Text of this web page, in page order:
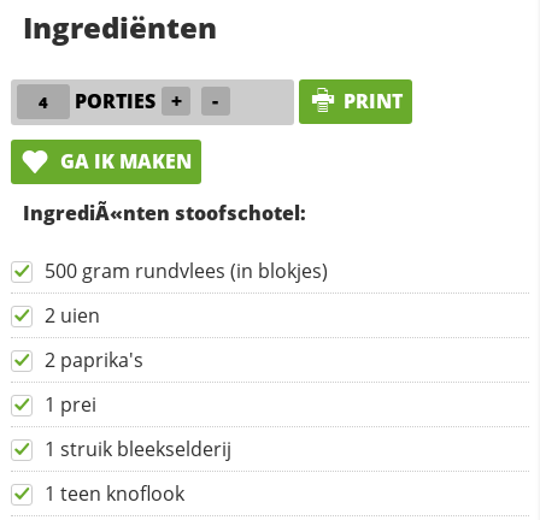
Ingrediënten
PORTIES + - PRINT
GA IK MAKEN
IngrediÃ«nten stoofschotel:
500 gram rundvlees (in blokjes)
2 uien
2 paprika's
1 prei
1 struik bleekselderij
1 teen knoflook